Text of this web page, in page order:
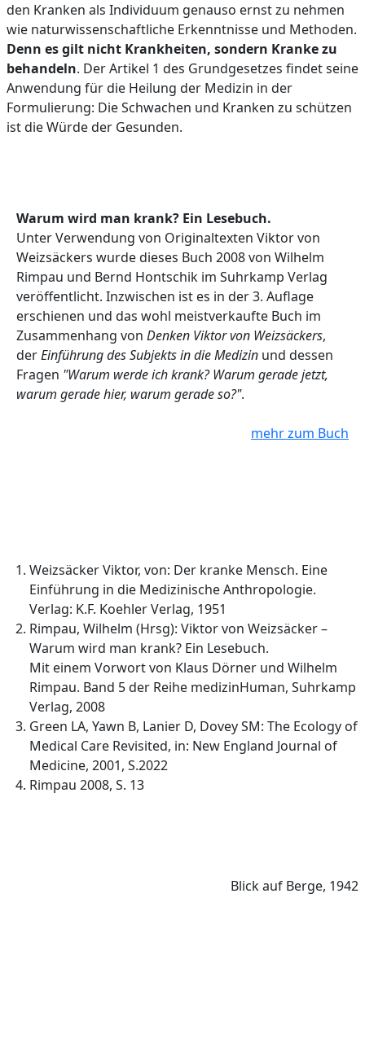
Blick auf Berge, 1942
den Kranken als Individuum genauso ernst zu nehmen
wie naturwissenschaftliche Erkenntnisse und Methoden.
Denn es gilt nicht Krankheiten, sondern Kranke zu
behandeln. Der Artikel 1 des Grundgesetzes findet seine
Anwendung für die Heilung der Medizin in der
Formulierung: Die Schwachen und Kranken zu schützen
ist die Würde der Gesunden.
Warum wird man krank? Ein Lesebuch.
Unter Verwendung von Originaltexten Viktor von
Weizsäckers wurde dieses Buch 2008 von Wilhelm
Rimpau und Bernd Hontschik im Suhrkamp Verlag
veröffentlicht. Inzwischen ist es in der 3. Auflage
erschienen und das wohl meistverkaufte Buch im
Zusammenhang von Denken Viktor von Weizsäckers,
derEinführung des Subjekts in die Medizin und dessen
Fragen "Warum werde ich krank? Warum gerade jetzt,
warum gerade hier, warum gerade so?".
mehr zum Buch
Weizsäcker Viktor, von: Der kranke Mensch. Eine
Einführung in die Medizinische Anthropologie.
Verlag: K.F. Koehler Verlag, 1951
Rimpau, Wilhelm (Hrsg): Viktor von Weizsäcker –
Warum wird man krank? Ein Lesebuch.
Mit einem Vorwort von Klaus Dörner und Wilhelm
Rimpau. Band 5 der Reihe medizinHuman, Suhrkamp
Verlag, 2008
Green LA, Yawn B, Lanier D, Dovey SM: The Ecology of
Medical Care Revisited, in: New England Journal of
Medicine, 2001, S.2022
Rimpau 2008, S. 13